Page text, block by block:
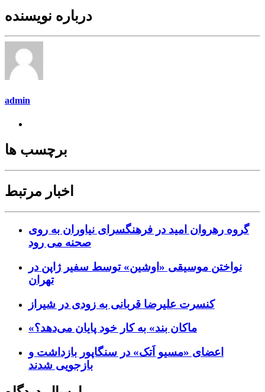
درباره نویسنده
admin
برچسب ها
اخبار مرتبط
گروه رهروان امید در فرهنگسرای نیاوران به روی
صحنه می رود
نواختن موسیقی «اوشین» توسط سفیر ژاپن در
تهران
کنسرت علیرضا قربانی به زودی در شیراز
«ماکان بند» به کار خود پایان می‌دهد؟
اعضای «مسیو اَتک» در سنگاپور بازداشت و
بازجویی شدند